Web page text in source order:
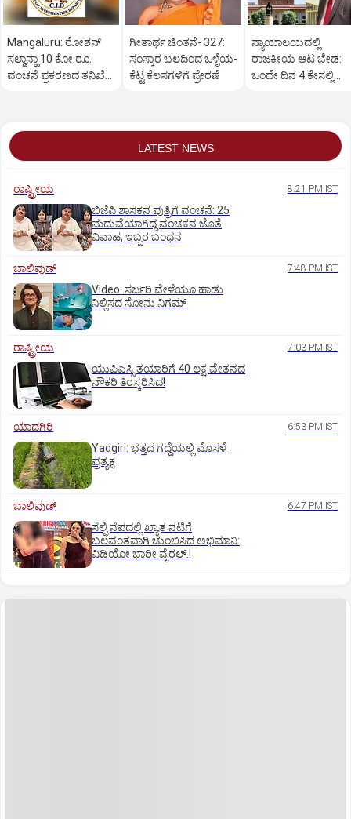
Mangaluru: ರೋಶನ್‌
ಸಲ್ಡಾನ್ಹಾ 10 ಕೋ.ರೂ.
ವಂಚನೆ ಪ್ರಕರಣದ ತನಿಖೆ
ಗೀತಾರ್ಥ ಚಿಂತನೆ- 327:
ಸಂಸ್ಕಾರ ಬಲದಿಂದ ಒಳ್ಳೆಯ-
ಕೆಟ್ಟ ಕೆಲಸಗಳಿಗೆ ಪ್ರೇರಣೆ
ನ್ಯಾಯಾಲಯದಲ್ಲಿ
ರಾಜಕೀಯ ಆಟ ಬೇಡ:
ಒಂದೇ ದಿನ 4 ಕೇಸಲ್ಲಿ
LATEST NEWS
ರಾಷ್ಟ್ರೀಯ 8:21 PM IST
ಬಿಜೆಪಿ ಶಾಸಕನ ಪುತ್ರಿಗೆ ವಂಚನೆ: 25
ಮದುವೆಯಾಗಿದ್ದ ವಂಚಕನ ಜೊತೆ
ವಿವಾಹ, ಇಬ್ಬರ ಬಂಧನ
ಬಾಲಿವುಡ್‌ 7:48 PM IST
‌Video: ಸರ್ಜರಿ ವೇಳೆಯೂ ಹಾಡು
ನಿಲ್ಲಿಸದ ಸೋನು ನಿಗಮ್
ರಾಷ್ಟ್ರೀಯ 7:03 PM IST
ಯುಪಿಎಸ್ಸಿ ತಯಾರಿಗೆ 40 ಲಕ್ಷ ವೇತನದ
ನೌಕರಿ ತಿರಸ್ಕರಿಸಿದ!
ಯಾದಗಿರಿ 6:53 PM IST
Yadgiri: ಭತ್ತದ ಗದ್ದೆಯಲ್ಲಿ ಮೊಸಳೆ
ಪ್ರತ್ಯಕ್ಷ
ಬಾಲಿವುಡ್‌ 6:47 PM IST
ಸೆಲ್ಫಿ ನೆಪದಲ್ಲಿ ಖ್ಯಾತ ನಟಿಗೆ
ಬಲವಂತವಾಗಿ ಚುಂಬಿಸಿದ ಅಭಿಮಾನಿ:
ವಿಡಿಯೋ ಭಾರೀ ವೈರಲ್.!